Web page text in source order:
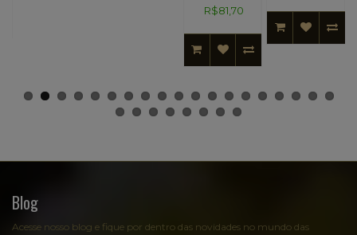
R$81,70
Blog
Acesse nosso blog e fique por dentro das novidades no mundo das